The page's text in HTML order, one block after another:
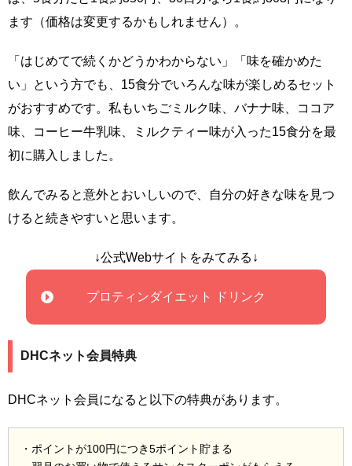
ます（価格は変更するかもしれません）。
「はじめてで続くかどうかわからない」「味を確かめた
い」という方でも、15食分でいろんな味が楽しめるセット
がおすすめです。私もいちごミルク味、バナナ味、ココア
味、コーヒー牛乳味、ミルクティー味が入った15食分を最
初に購入しました。
飲んでみると意外とおいしいので、自分の好きな味を見つ
けると続きやすいと思います。
↓公式Webサイトをみてみる↓
プロティンダイエット ドリンク
DHCネット会員特典
DHCネット会員になると以下の特典があります。
・ポイントが100円につき5ポイント貯まる